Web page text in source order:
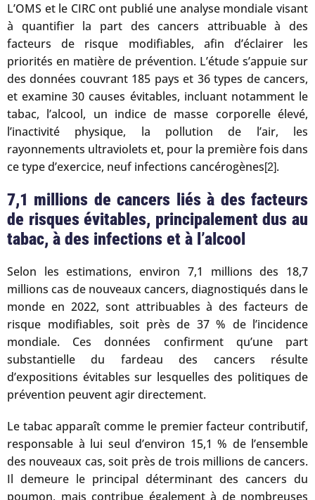
L’OMS et le CIRC ont publié une analyse mondiale visant
à quantifier la part des cancers attribuable à des
facteurs de risque modifiables, afin d’éclairer les
priorités en matière de prévention. L’étude s’appuie sur
des données couvrant 185 pays et 36 types de cancers,
et examine 30 causes évitables, incluant notamment le
tabac, l’alcool, un indice de masse corporelle élevé,
l’inactivité physique, la pollution de l’air, les
rayonnements ultraviolets et, pour la première fois dans
ce type d’exercice, neuf infections cancérogènes[2].
7,1 millions de cancers liés à des facteurs
de risques évitables, principalement dus au
tabac, à des infections et à l’alcool
Selon les estimations, environ 7,1 millions des 18,7
millions cas de nouveaux cancers, diagnostiqués dans le
monde en 2022, sont attribuables à des facteurs de
risque modifiables, soit près de 37 % de l’incidence
mondiale. Ces données confirment qu’une part
substantielle du fardeau des cancers résulte
d’expositions évitables sur lesquelles des politiques de
prévention peuvent agir directement.
Le tabac apparaît comme le premier facteur contributif,
responsable à lui seul d’environ 15,1 % de l’ensemble
des nouveaux cas, soit près de trois millions de cancers.
Il demeure le principal déterminant des cancers du
poumon, mais contribue également à de nombreuses